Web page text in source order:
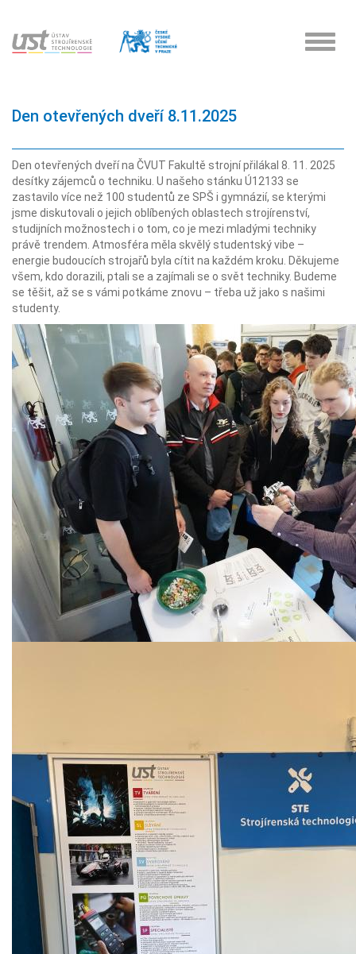
Toggle
Den otevřených dveří 8.11.2025
Den otevřených dveří na ČVUT Fakultě strojní přilákal 8. 11. 2025
desítky zájemců o techniku. U našeho stánku Ú12133 se
zastavilo více než 100 studentů ze SPŠ i gymnázií, se kterými
jsme diskutovali o jejich oblíbených oblastech strojírenství,
studijních možnostech i o tom, co je mezi mladými techniky
právě trendem. Atmosféra měla skvělý studentský vibe –
energie budoucích strojařů byla cítit na každém kroku. Děkujeme
všem, kdo dorazili, ptali se a zajímali se o svět techniky. Budeme
se těšit, až se s vámi potkáme znovu – třeba už jako s našimi
studenty.